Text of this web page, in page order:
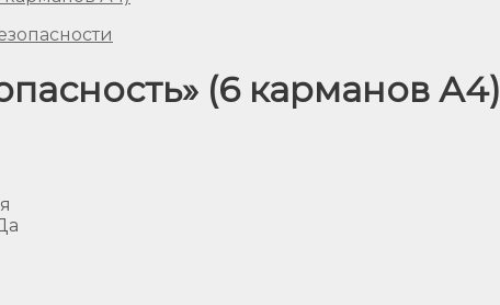
(6 карманов А4)